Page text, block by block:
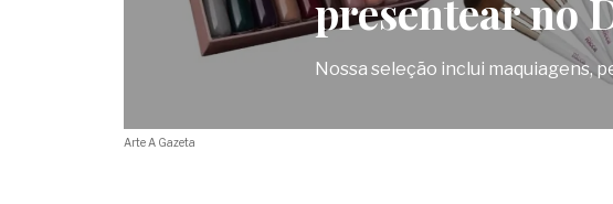
Arte A Gazeta
presentear no
Nossa seleção inclui maquiagens,